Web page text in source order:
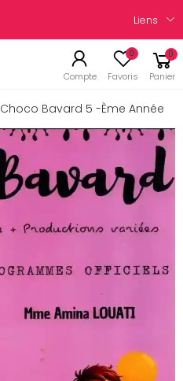
Liens
Compte
0
Favoris
0
Panier
Choco Bavard 5 -ème Année